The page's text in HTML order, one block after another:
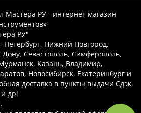
Мастера РУ - интернет магазин
РУ"
Петербург, Нижний Новгород,
Дону, Севастополь, Симферополь,
Казань, Владимир,
Новосибирск, Екатеринбург и
доставка в пункты выдачи Сдэк,
др!